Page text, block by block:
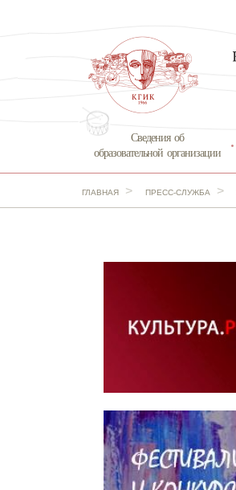
Сведения об
образовательной организации
ГЛАВНАЯ > ПРЕСС-СЛУЖБА >